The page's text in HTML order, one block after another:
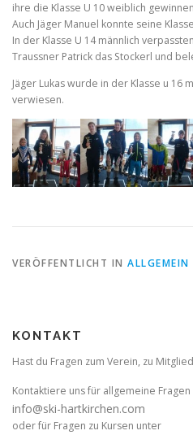
ihre die Klasse U 10 weiblich
Auch Jäger Manuel konnte seine
In der Klasse U 14 männlich
Traussner Patrick das Stockerl und
Jäger Lukas wurde in der Klasse u 16
verwiesen.
VERÖFFENTLICHT IN ALLGEMEIN
KONTAKT
Hast du Fragen zum Verein, zu
Kontaktiere uns für allgemeine
info@ski-hartkirchen.com
oder für Fragen zu Kursen unter